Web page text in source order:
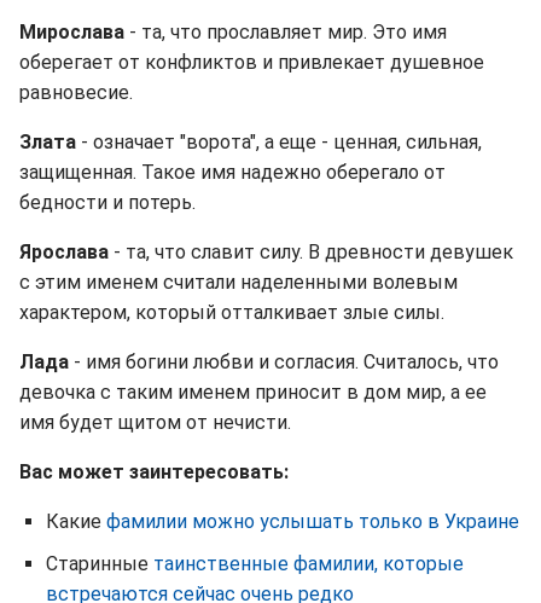
Мирослава - та, что прославляет мир. Это имя
оберегает от конфликтов и привлекает душевное
равновесие.
Злата - означает "ворота", а еще - ценная, сильная,
защищенная. Такое имя надежно оберегало от
бедности и потерь.
Ярослава - та, что славит силу. В древности девушек
с этим именем считали наделенными волевым
характером, который отталкивает злые силы.
Лада - имя богини любви и согласия. Считалось, что
девочка с таким именем приносит в дом мир, а ее
имя будет щитом от нечисти.
Вас может заинтересовать:
Какие фамилии можно услышать только в Украине
Старинные таинственные фамилии, которые
встречаются сейчас очень редко